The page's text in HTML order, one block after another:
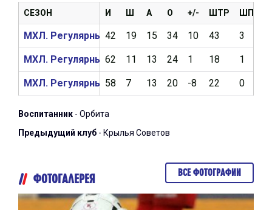
И Ш А О +/- ШТР ШП
42 19 15 34 10 43 3
62 11 13 24 1 18 1
58 7 13 20 -8 22 0
СЕЗОН
МХЛ. Регулярный чемпионат 2020/2021
МХЛ. Регулярный чемпионат 2019/2020
МХЛ. Регулярный чемпионат 2018/2019
Воспитанник - Орбита
Предыдущий клуб - Крылья Советов
ФОТОГАЛЕРЕЯ ВСЕ ФОТОГРАФИИ